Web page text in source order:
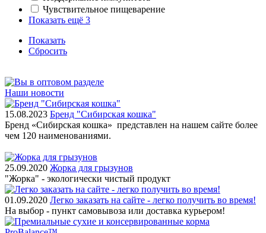
Чувствительное пищеварение
Показать ещё 3
Показать
Сбросить
Наши новости
15.08.2023 Бренд "Сибирская кошка"
Бренд «Сибирская кошка» представлен на нашем сайте более
чем 120 наименованиями.
25.09.2020 Жорка для грызунов
"Жорка" - экологически чистый продукт
01.09.2020 Легко заказать на сайте - легко получить во время!
На выбор - пункт самовывоза или доставка курьером!